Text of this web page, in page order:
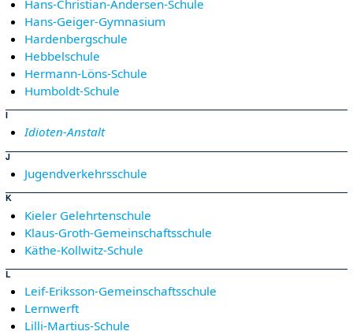
Hans-Christian-Andersen-Schule
Hans-Geiger-Gymnasium
Hardenbergschule
Hebbelschule
Hermann-Löns-Schule
Humboldt-Schule
I
Idioten-Anstalt
J
Jugendverkehrsschule
K
Kieler Gelehrtenschule
Klaus-Groth-Gemeinschaftsschule
Käthe-Kollwitz-Schule
L
Leif-Eriksson-Gemeinschaftsschule
Lernwerft
Lilli-Martius-Schule